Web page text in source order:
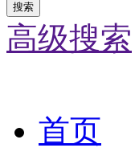
搜索
高级搜索
首页